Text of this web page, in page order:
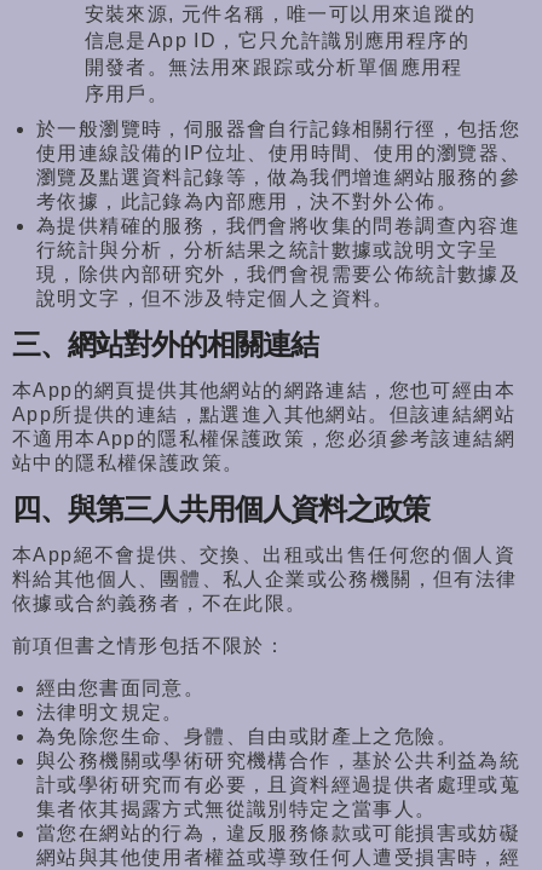
安裝來源, 元件名稱，唯一可以用來追蹤的
信息是App ID，它只允許識別應用程序的
開發者。無法用來跟踪或分析單個應用程
序用戶。
於一般瀏覽時，伺服器會自行記錄相關行徑， 包括您
使用連線設備的 IP位址、使用時間、使用的瀏覽器、
瀏覽及點選資料記錄等，做為我們增進網站服務的參
考依據， 此記錄為內部應用，決不對外公佈。
為提供精確的服務，我們會將收集的問卷調查內容進
行統計與分析，分析結果之統計數據或說明文字呈
現，除供內部研究外，我們會視需要公佈統計數據及
說明文字，但不涉及特定個人之資料。
三、網站對外的相關連結
本App的網頁提供其他網站的網路連結， 您也可經由本
App所提供的連結，點選進入其他網站。 但該連結網站
不適用本App的隱私權保護政策，您必須參考該連結網
站中的隱私權保護政策。
四、與第三人共用個人資料之政策
本App絕不會提供、交換、 出租或出售任何您的個人資
料給其他個人、團體、 私人企業或公務機關，但有法律
依據或合約義務者，不在此限。
前項但書之情形包括不限於：
經由您書面同意。
法律明文規定。
為免除您生命、身體、自由或財產上之危險。
與公務機關或學術研究機構合作， 基於公共利益為統
計或學術研究而有必要，
且資料經過提供者處理或蒐
集者依其揭露方式無從識別特定之當事人 。
當您在網站的行為， 違反服務條款或可能損害或妨礙
網站與其他使用者權益或導致任何人遭受損害時，經